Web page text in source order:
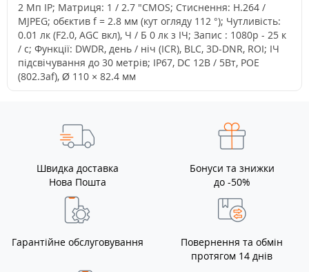
2 Мп IP; Матриця: 1 / 2.7 "CMOS; Стиснення: H.264 /
MJPEG; обєктив f = 2.8 мм (кут огляду 112 °); Чутливість:
0.01 лк (F2.0, AGC вкл), Ч / Б 0 лк з ІЧ; Запис : 1080р - 25 к
/ с; Функції: DWDR, день / ніч (ICR), BLC, 3D-DNR, ROI; ІЧ
підсвічування до 30 метрів; IP67, DC 12В / 5Вт, POE
(802.3af), Ø 110 × 82.4 мм
Швидка доставка
Нова Пошта
Бонуси та знижки
до -50%
Гарантійне обслуговування
Повернення та обмін
протягом 14 днів